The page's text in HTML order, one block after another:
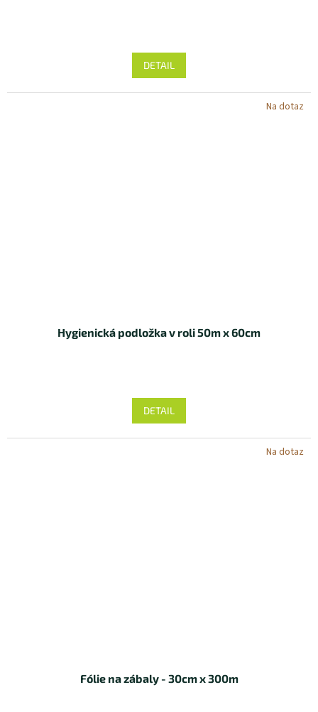
DETAIL
Na dotaz
Hygienická podložka v roli 50m x 60cm
DETAIL
Na dotaz
Fólie na zábaly - 30cm x 300m